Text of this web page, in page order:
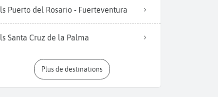
Puerto del Rosario - Fuerteventura
Santa Cruz de la Palma
Plus de destinations